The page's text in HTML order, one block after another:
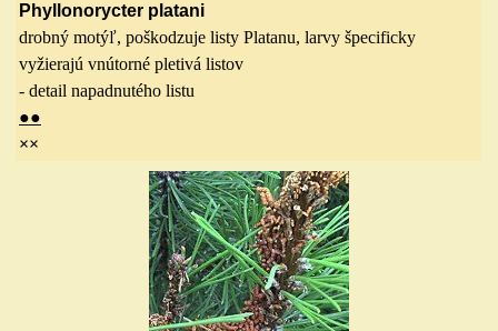
Phyllonorycter platani
drobný motýľ, poškodzuje listy Platanu, larvy špecificky
vyžierajú vnútorné pletivá listov
- detail napadnutého listu
●●
××